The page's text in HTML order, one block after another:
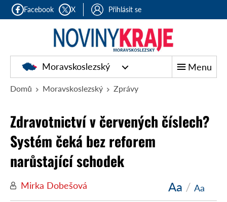
Facebook X Přihlásit se
Moravskoslezský Menu
Domů Moravskoslezský Zprávy
Zdravotnictví v červených číslech?
Systém čeká bez reforem
narůstající schodek
Mirka Dobešová Aa / Aa